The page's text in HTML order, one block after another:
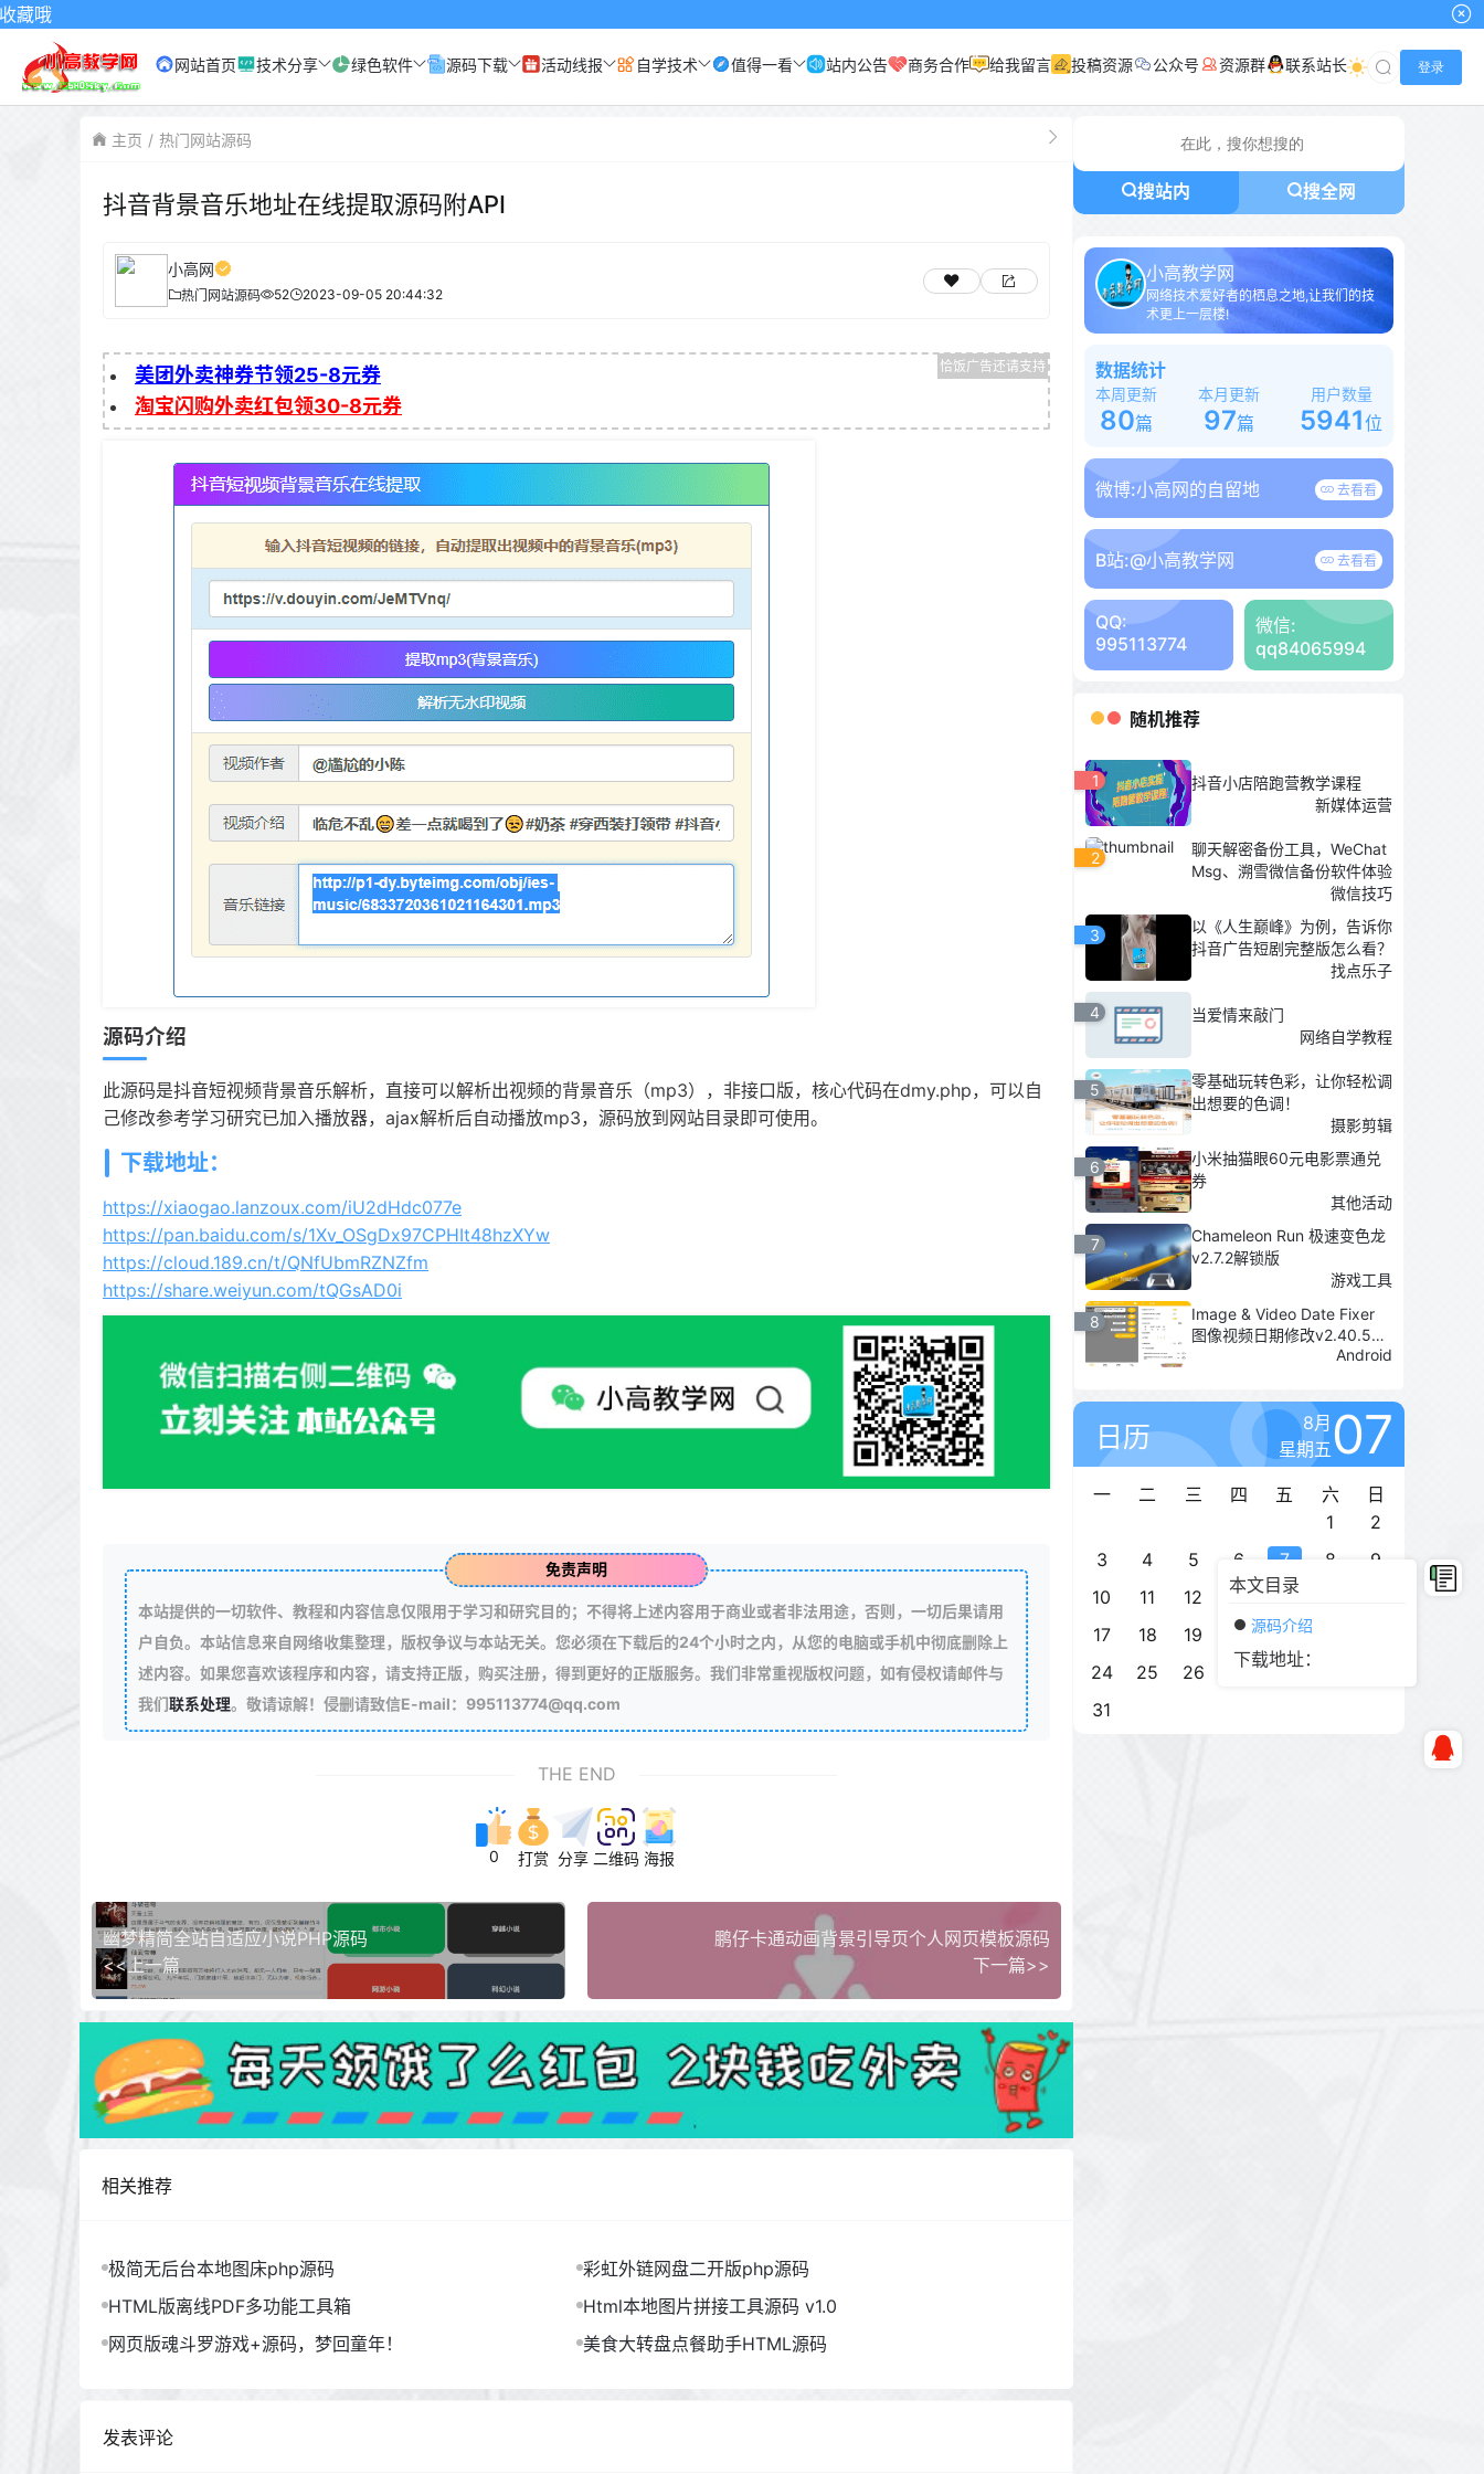
本文目录
源码介绍
下载地址：
小
网站首页 技术分享 绿色软件 源码下载 活动线报 自学技术 值得一看 站内公告 商务合作 给我留言 投稿资源 公众号 资源群 联系站长 登录
主页 热门网站源码
抖音背景音乐地址在线提取源码附API
小高网
热门网站源码 52 2023-09-05 20:44:32
美团外卖神券节领25-8元券
淘宝闪购外卖红包领30-8元券
源码介绍
此源码是抖音短视频背景音乐解析，直接可以解析出视频的背景音乐（mp3），非接口版，核心代码在dmy.php，可以自
己修改参考学习研究已加入播放器，ajax解析后自动播放mp3，源码放到网站目录即可使用。
下载地址：
https://xiaogao.lanzoux.com/iU2dHdc077e
https://pan.baidu.com/s/1Xv_OSgDx97CPHIt48hzXYw
https://cloud.189.cn/t/QNfUbmRZNZfm
https://share.weiyun.com/tQGsAD0i
免责声明
本站提供的一切软件、教程和内容信息仅限用于学习和研究目的；不得将上述内容用于商业或者非法用途，否则，一切后果请用
户自负。本站信息来自网络收集整理，版权争议与本站无关。您必须在下载后的24个小时之内，从您的电脑或手机中彻底删除上
述内容。如果您喜欢该程序和内容，请支持正版，购买注册，得到更好的正版服务。我们非常重视版权问题，如有侵权请邮件与
我们联系处理。敬请谅解！侵删请致信E-mail：995113774@qq.com
THE END
0 打赏 分享 二维码 海报
幽梦精简全站自适应小说PHP源码
<<上一篇
鹏仔卡通动画背景引导页个人网页模板源码
下一篇>>
相关推荐
极简无后台本地图床php源码
彩虹外链网盘二开版php源码
HTML版离线PDF多功能工具箱
Html本地图片拼接工具源码 v1.0
网页版魂斗罗游戏+源码，梦回童年！
美食大转盘点餐助手HTML源码
发表评论
搜站内 搜全网
小高教学网
网络技术爱好者的栖息之地,让我们的技
术更上一层楼!
数据统计
本周更新
80篇
本月更新
97篇
用户数量
5941位
微博:小高网的自留地 去看看
B站:@小高教学网 去看看
QQ:
995113774
微信:
qq84065994
随机推荐
1
抖音小店陪跑营教学课程
新媒体运营
2
聊天解密备份工具，WeChat
Msg、溯雪微信备份软件体验
微信技巧
3
以《人生巅峰》为例，告诉你
抖音广告短剧完整版怎么看？
找点乐子
4
当爱情来敲门
网络自学教程
5
零基础玩转色彩，让你轻松调
出想要的色调！
摄影剪辑
6
小米抽猫眼60元电影票通兑
券
其他活动
7
Chameleon Run 极速变色龙
v2.7.2解锁版
游戏工具
8
Image & Video Date Fixer
图像视频日期修改v2.40.5绿
Android
日历
8月
星期五 07
一 二 三 四 五 六
日
1
2
3
4 5 6 7 8
9
10
11 12 13 14
17
18 19 20 21
24
25 26 27 28
31